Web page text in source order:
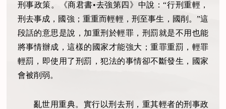
刑事政策。《商君書•去強第四》中說：“行刑重輕，
刑去事成，國強；重重而輕輕，刑至事生，國削。”這
段話的意思是說，加重刑於輕罪，刑罰就是不用也能
將事情辦成，這樣的國家才能強大；重罪重罰，輕罪
輕罰，即使用了刑罰，犯法的事情卻不斷發生，國家
會被削弱。
亂世用重典。實行以刑去刑，重其輕者的刑事政